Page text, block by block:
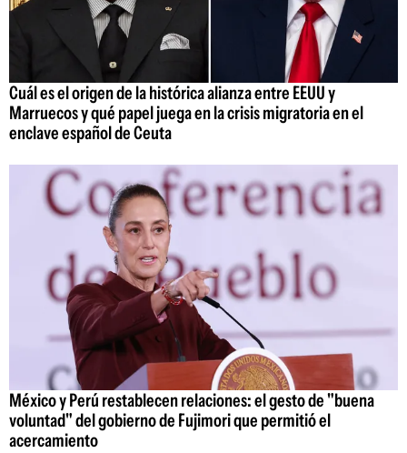
Cuál es el origen de la histórica alianza entre EEUU y
Marruecos y qué papel juega en la crisis migratoria en el
enclave español de Ceuta
México y Perú restablecen relaciones: el gesto de "buena
voluntad" del gobierno de Fujimori que permitió el
acercamiento